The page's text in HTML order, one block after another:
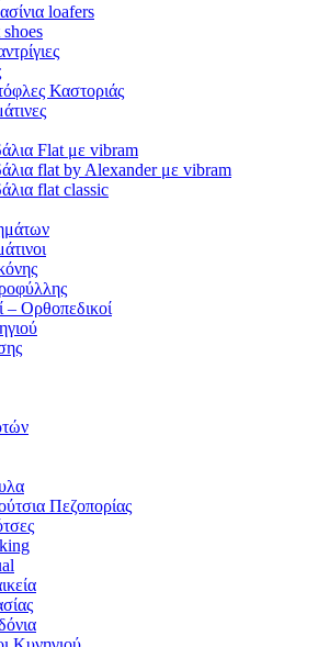
loafers
Καστοριάς
Flat με vibram
flat by Alexander με vibram
flat classic
– Ορθοπεδικοί
Πεζοπορίας